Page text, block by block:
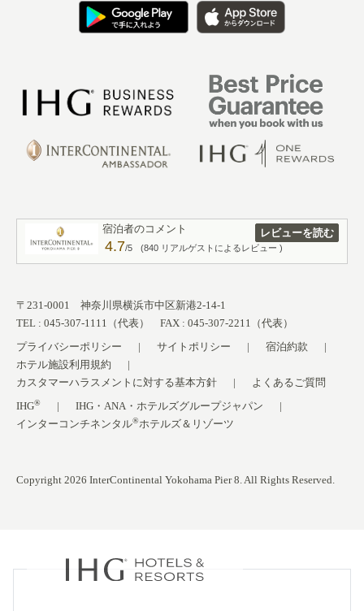
宿泊者のコメント
4.7/5 (840 リアルゲストによるレビュー )
レビューを読む
〒231-0001 神奈川県横浜市中区新港2-14-1
TEL : 045-307-1111（代表） FAX : 045-307-2211（代表）
プライバシーポリシー
サイトポリシー
宿泊約款
ホテル施設利用規約
カスタマーハラスメントに対する基本方針
よくあるご質問
IHG®
IHG・ANA・ホテルズグループジャパン
インターコンチネンタル®ホテルズ＆リゾーツ
Copyright 2026 InterContinental Yokohama Pier 8. All Rights Reserved.